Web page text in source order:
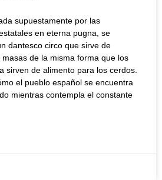
supuestamente por las
en eterna pugna, se
dantesco circo que sirve de
de la misma forma que los
sirven de alimento para los cerdos.
el pueblo español se encuentra
mientras contempla el constante